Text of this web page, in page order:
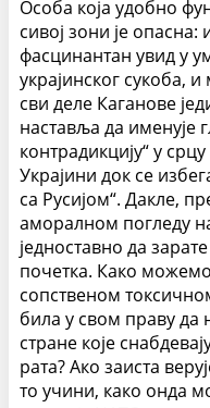
Особа која удобно
сивој зони је опасна:
фасцинантан увид у
украјинског сукоба,
сви деле Каганове
наставља да именује
контрадикцију“ у
Украјини док се
са Русијом“. Дакле,
аморалном погледу
једноставно да
почетка. Како
сопственом
била у свом праву да
стране које
рата? Ако заиста
то учини, како онда